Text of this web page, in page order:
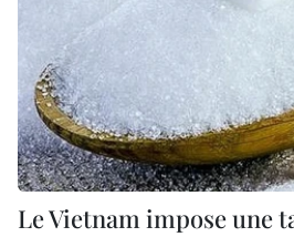
Le Vietnam impose une